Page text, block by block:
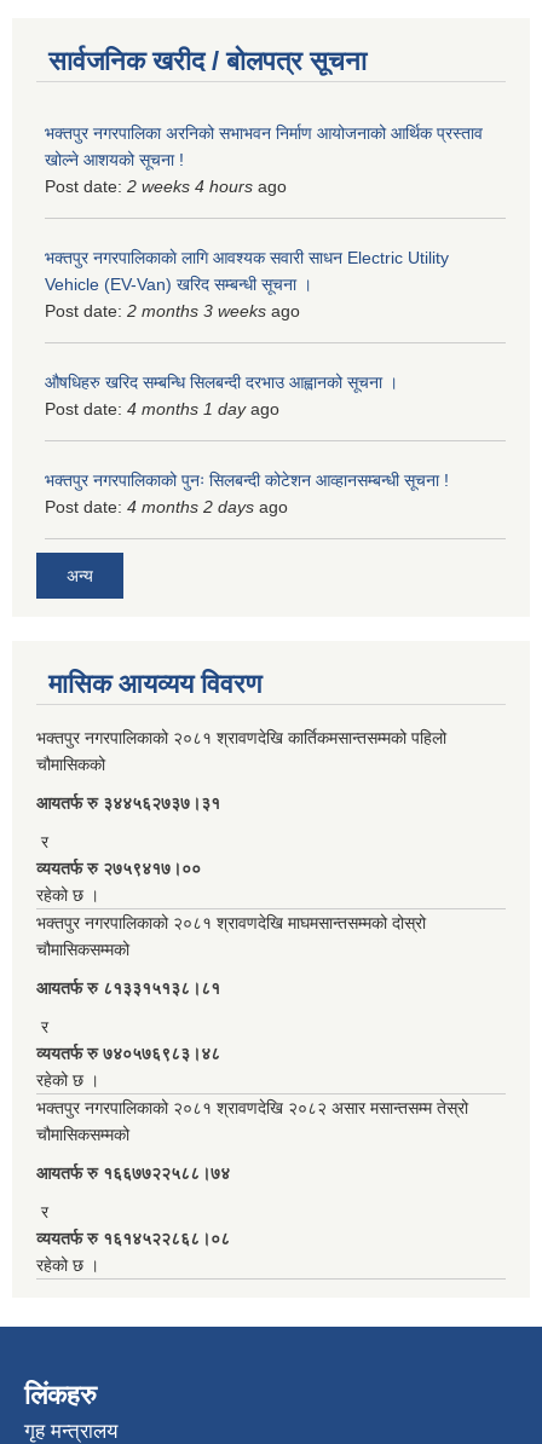
सार्वजनिक खरीद / बोलपत्र सूचना
भक्तपुर नगरपालिका अरनिको सभाभवन निर्माण आयोजनाको आर्थिक प्रस्ताव
खोल्ने आशयको सूचना !
Post date: 2 weeks 4 hours ago
भक्तपुर नगरपालिकाकाे लागि आवश्यक सवारी साधन Electric Utility
Vehicle (EV-Van) खरिद सम्बन्धी सूचना ।
Post date: 2 months 3 weeks ago
औषधिहरु खरिद सम्बन्धि सिलबन्दी दरभाउ आह्वानको सूचना ।
Post date: 4 months 1 dayago
भक्तपुर नगरपालिकाको पुनः सिलबन्दी कोटेशन आव्हानसम्बन्धी सूचना !
Post date: 4 months 2 days ago
अन्य
मासिक आयव्यय विवरण
भक्तपुर नगरपालिकाको २०८१ श्रावणदेखि कार्तिकमसान्तसम्मको पहिलो
चौमासिकको
आयतर्फ रु‌ ३४४५६२७३७।३१
र
व्ययतर्फ रु २७५९४१७।००
रहेको छ ।
भक्तपुर नगरपालिकाको २०८१ श्रावणदेखि माघमसान्तसम्मको दोस्रो
चौमासिकसम्मको
आयतर्फ रु‌ ८१३३१५१३८।८१
र
व्ययतर्फ रु ७४०५७६९८३।४८
रहेको छ ।
भक्तपुर नगरपालिकाको २०८१ श्रावणदेखि २०८२ असार मसान्तसम्म तेस्रो
चौमासिकसम्मको
आयतर्फ रु‌ १६६७७२२५८८।७४
र
व्ययतर्फ रु १६१४५२२८६८।०८
रहेको छ ।
लिंकहरु
गृह मन्त्रालय